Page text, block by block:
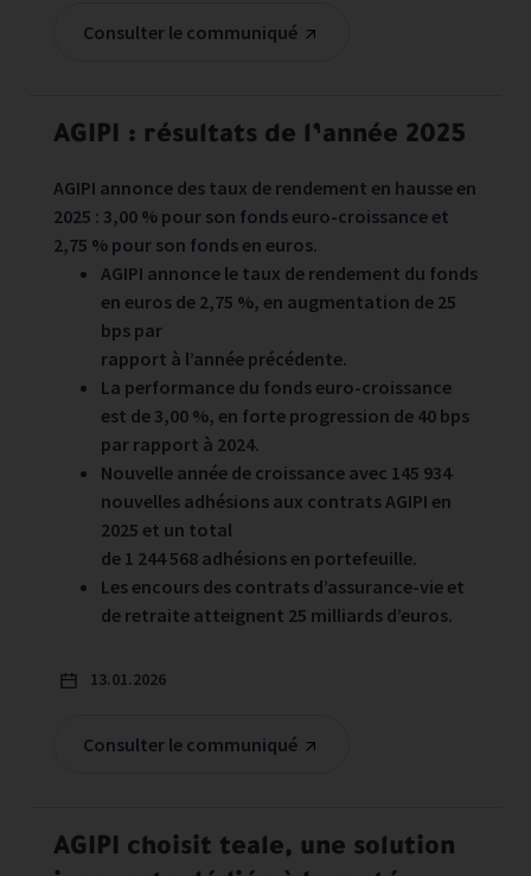
Consulter le communiqué
AGIPI : résultats de l’année 2025
AGIPI annonce des taux de rendement en hausse en
2025 : 3,00 % pour son fonds euro-croissance et
2,75 % pour son fonds en euros.
AGIPI annonce le taux de rendement du fonds
en euros de 2,75 %, en augmentation de 25
bps par
rapport à l’année précédente.
La performance du fonds euro-croissance
est de 3,00 %, en forte progression de 40 bps
par rapport à 2024.
Nouvelle année de croissance avec 145 934
nouvelles adhésions aux contrats AGIPI en
2025 et un total
de 1 244 568 adhésions en portefeuille.
Les encours des contrats d’assurance-vie et
de retraite atteignent 25 milliards d’euros.
Consulter le communiqué
13.01.2026
AGIPI choisit teale, une solution